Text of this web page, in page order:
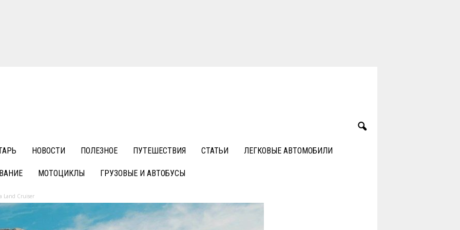
НОВОСТИ ПОЛЕЗНОЕ ПУТЕШЕСТВИЯ СТАТЬИ ЛЕГКОВЫЕ АВТОМОБИЛИ
МОТОЦИКЛЫ ГРУЗОВЫЕ И АВТОБУСЫ
Land Cruiser